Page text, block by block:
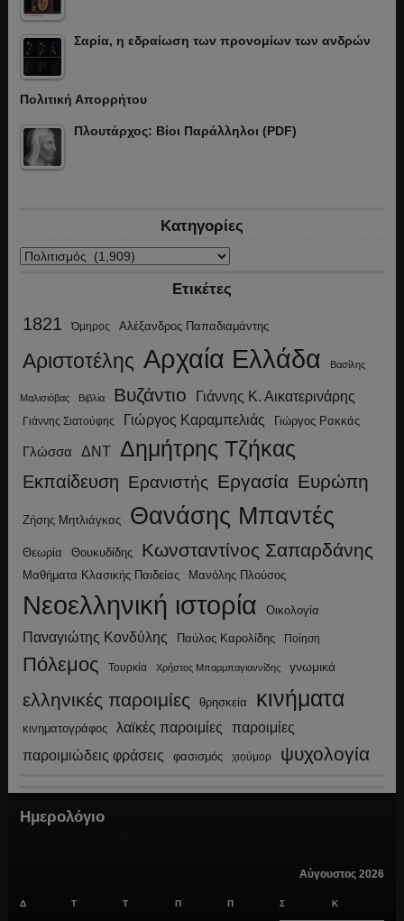
Σαρία, η εδραίωση των προνομίων των ανδρών
Πολιτική Απορρήτου
Πλουτάρχος: Βίοι Παράλληλοι (PDF)
Κατηγορίες
Κατηγορίες
Ετικέτες
1821 Όμηρος Αλέξανδρος Παπαδιαμάντης
Αριστοτέλης Αρχαία Ελλάδα Βασίλης
Μαλισιόβας Βιβλία Βυζάντιο Γιάννης Κ. Αικατερινάρης
Γιάννης Σιατούφης Γιώργος Καραμπελιάς Γιώργος Ρακκάς
Γλώσσα ΔΝΤ Δημήτρης Τζήκας
Εκπαίδευση Ερανιστής Εργασία Ευρώπη
Ζήσης Μητλιάγκας Θανάσης Μπαντές
Θεωρία Θουκυδίδης Κωνσταντίνος Σαπαρδάνης
Μαθήματα Κλασικής Παιδείας Μανόλης Πλούσος
Νεοελληνική ιστορία Οικολογία
Παναγιώτης Κονδύλης Παύλος Καρολίδης Ποίηση
Πόλεμος Τουρκία Χρήστος Μπαρμπαγιαννίδης γνωμικά
ελληνικές παροιμίες θρησκεία κινήματα
κινηματογράφος λαϊκές παροιμίες παροιμίες
παροιμιώδεις φράσεις φασισμός χιούμορ ψυχολογία
Ημερολόγιο
Αύγουστος 2026
Δ Τ Τ Π Π Σ Κ